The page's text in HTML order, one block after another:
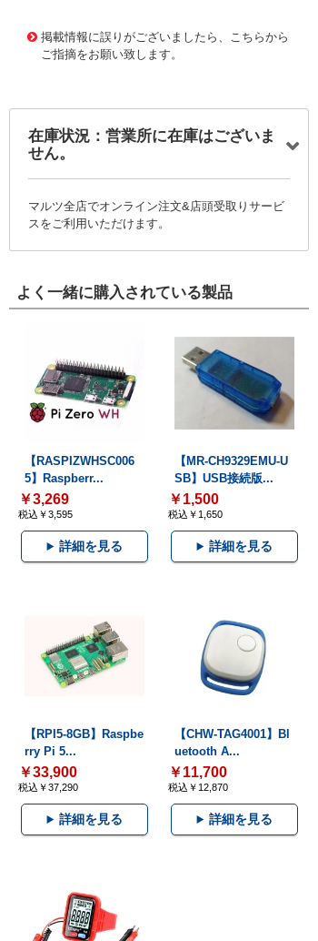
掲載情報に誤りがございましたら、こちらから
ご指摘をお願い致します。
在庫状況：営業所に在庫はございま
せん。
マルツ全店でオンライン注文&店頭受取りサービ
スをご利用いただけます。
よく一緒に購入されている製品
【RASPIZWHSC006
5】Raspberr...
￥3,269
税込￥3,595
詳細を見る
【MR-CH9329EMU-U
SB】USB接続版...
￥1,500
税込￥1,650
詳細を見る
【RPI5-8GB】Raspbe
rry Pi 5...
￥33,900
税込￥37,290
詳細を見る
【CHW-TAG4001】Bl
uetooth A...
￥11,700
税込￥12,870
詳細を見る